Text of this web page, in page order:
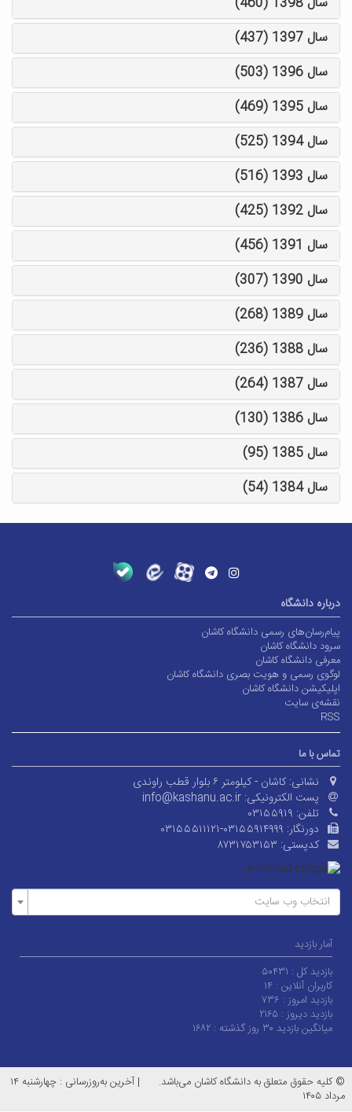
سال 1397 (437)
سال 1396 (503)
سال 1395 (469)
سال 1394 (525)
سال 1393 (516)
سال 1392 (425)
سال 1391 (456)
سال 1390 (307)
سال 1389 (268)
سال 1388 (236)
سال 1387 (264)
سال 1386 (130)
سال 1385 (95)
سال 1384 (54)
درباره دانشگاه
پیام‌رسان‌های رسمی دانشگاه کاشان
سرود دانشگاه کاشان
معرفی دانشگاه کاشان
لوگوی رسمی و هویت بصری دانشگاه کاشان
اپلیکیشن دانشگاه کاشان
نقشه‌ی سایت
RSS
تماس با ما
نشانی: کاشان - کیلومتر ۶ بلوار قطب راوندی
پست الکترونیکی: info@kashanu.ac.ir
تلفن: ۰۳۱۵۵۹۱۹
دورنگار: ۰۳۱۵۵۵۱۱۱۲۱-۰۳۱۵۵۹۱۴۹۹۹
کدپستی: ۸۷۳۱۷۵۳۱۵۳
انتخاب وب سایت
آمار بازدید
بازدید کل : ۵۰۴۳۱
کاربران آنلاین : ۱۴
بازدید امروز : ۷۳۶
بازدید دیروز : ۲۱۶۵
میانگین بازدید ۳۰ روز گذشته :
۱۶۸۲
© کلیه حقوق متعلق به دانشگاه کاشان می‌باشد. |
آخرین به‌روزرسانی : چهارشنبه ۱۴
مرداد ۱۴۰۵